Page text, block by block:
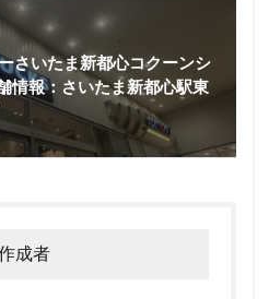
さいたま新都心コクーンシ
情報：さいたま新都心駅東
成者